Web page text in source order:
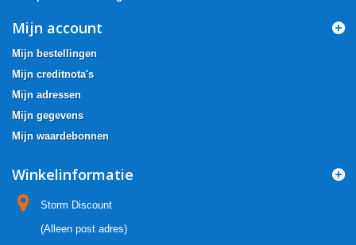
Mijn account
Mijn bestellingen
Mijn creditnota's
Mijn adressen
Mijn gegevens
Mijn waardebonnen
Winkelinformatie
Storm Discount
(Alleen post adres)